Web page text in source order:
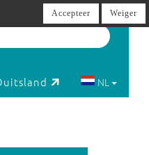
NL
Accepteer Weiger